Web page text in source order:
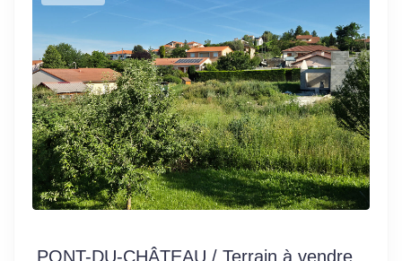
PONT-DU-CHÂTEAU / Terrain à vendre